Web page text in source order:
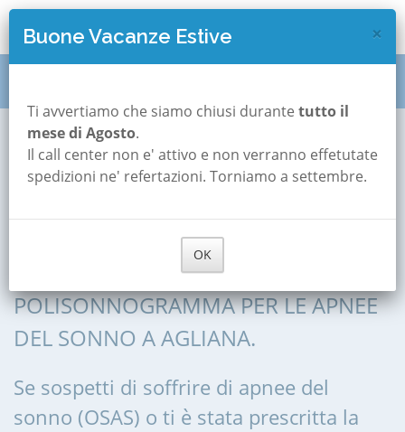
Polisonnografia a
Agliana
POLISONNOGRAFIA, POLIGRAFIA,
POLISONNOGRAMMA PER LE APNEE
DEL SONNO A AGLIANA.
Se sospetti di soffrire di apnee del
sonno (OSAS) o ti è stata prescritta la
×
Buone Vacanze Estive
Ti avvertiamo che siamo chiusi durante tutto il
mese di Agosto.
Il call center non e' attivo e non verranno effetutate
spedizioni ne' refertazioni. Torniamo a settembre.
OK